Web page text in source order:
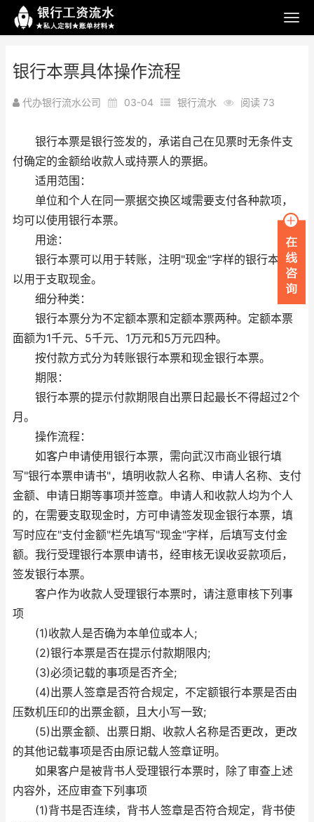
银行本票具体操作流程
代办银行流水公司 03-04 银行流水 阅读 73
银行本票是银行签发的，承诺自己在见票时无条件支
付确定的金额给收款人或持票人的票据。
适用范围：
单位和个人在同一票据交换区域需要支付各种款项，
均可以使用银行本票。
用途：
银行本票可以用于转账，注明"现金"字样的银行本票可
以用于支取现金。
细分种类：
银行本票分为不定额本票和定额本票两种。定额本票
面额为1千元、5千元、1万元和5万元四种。
按付款方式分为转账银行本票和现金银行本票。
期限：
银行本票的提示付款期限自出票日起最长不得超过2个
月。
操作流程：
如客户申请使用银行本票，需向武汉市商业银行填
写"银行本票申请书"，填明收款人名称、申请人名称、支付
金额、申请日期等事项并签章。申请人和收款人均为个人
的，在需要支取现金时，方可申请签发现金银行本票，填
写时应在"支付金额"栏先填写"现金"字样，后填写支付金
额。我行受理银行本票申请书，经审核无误收妥款项后，
签发银行本票。
客户作为收款人受理银行本票时，请注意审核下列事
项
(1)收款人是否确为本单位或本人;
(2)银行本票是否在提示付款期限内;
(3)必须记载的事项是否齐全;
(4)出票人签章是否符合规定，不定额银行本票是否由
压数机压印的出票金额，且大小写一致;
(5)出票金额、出票日期、收款人名称是否更改，更改
的其他记载事项是否由原记载人签章证明。
如果客户是被背书人受理银行本票时，除了审查上述
内容外，还应审查下列事项
(1)背书是否连续，背书人签章是否符合规定，背书使